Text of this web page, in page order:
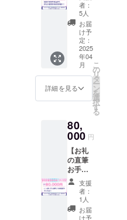
文字の
み(20字
以内) ・
掲載サ
イズ：
小 ・支
援時、
必ず備
希望さ
れるお
くださ
い。
【支援
証明書
(デジタ
ル)】 感
謝の気
持ちを
込め
て、支
（ニッ
クネー
ム）を
掲載し
ます。
・掲載
方法：
文字の
み(20字
以内) ・
援時、
必ず備
考欄に
希望さ
れるお
名前を
ご記入
くださ
い。
【支援
マフ
ラータ
オル ・
数量：1
点 ・サ
イズ：
110cm
×21cm
【チェ
キ】 お
撮りお
ろし
チェキ
です ・
数量：2
点 ・支
援時、
必ず備
考欄に
希望さ
持ちを
込め
て、お
礼の直
筆お手
紙をお
送りし
ます。
【リハ
映像】
直前リ
ルの様
子の録
画をお
送りし
ます。
・収録
時間：
約1時間
・提供
方法：
ライブ
者：
5人
お届
け予
定：
2025
年04
月
詳細を見る
こ
の
リ
タ
ー
ン
を
選
択
す
る
80,
000 円
【お礼
の直筆
お手
紙】 感
謝の気
持ちを
込め
て、お
支援
者：
1人
お届
け予